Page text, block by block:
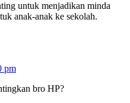
untuk menjadikan minda
anak-anak ke sekolah.
pm
bro HP?